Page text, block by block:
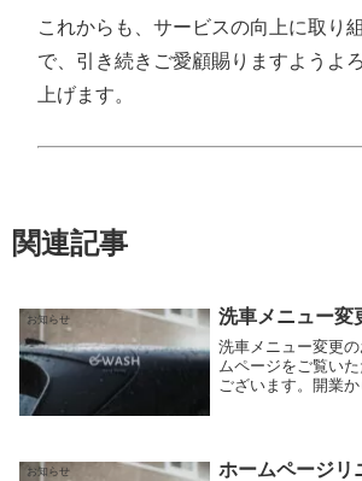
これからも、サービスの向上に取り
で、引き続きご愛顧賜りますようよ
上げます。
関連記事
お知らせ 洗車メニュー変
洗車メニュー変更
ムページをご覧い
ございます。開業
だきそこ...
お知らせ
ホームページリ